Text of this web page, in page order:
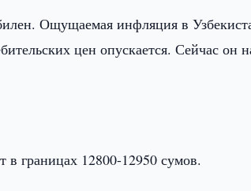
Ощущаемая инфляция в
цен опускается. Сейчас он
в границах 12800-12950 сумов.